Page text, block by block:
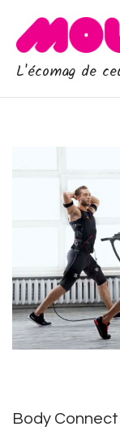
L'écomag de
Body